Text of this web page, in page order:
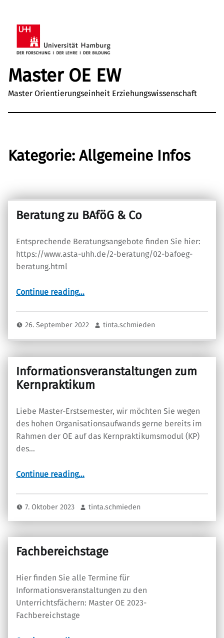
Master OE EW
Master Orientierungseinheit Erziehungswissenschaft
Kategorie: Allgemeine Infos
Beratung zu BAföG & Co
Entsprechende Beratungsangebote finden Sie hier:
https://www.asta-uhh.de/2-beratung/02-bafoeg-
beratung.html
Continue reading…
26. September 2022 tinta.schmieden
Informationsveranstaltungen zum
Kernpraktikum
Liebe Master-Erstsemester, wir möchten Sie wegen
des hohen Organisationsaufwands gerne bereits im
Rahmen der OE auf das Kernpraktikumsmodul (KP)
des…
Continue reading…
7. Oktober 2023 tinta.schmieden
Fachbereichstage
Hier finden Sie alle Termine für
Informationsveranstaltungen zu den
Unterrichtsfächern: Master OE 2023-
Fachbereichstage